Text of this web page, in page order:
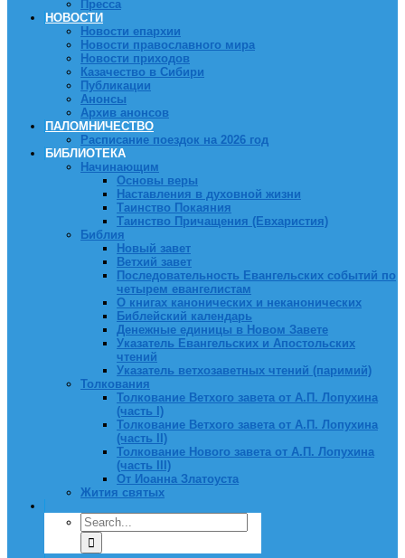
Пресса
НОВОСТИ
Новости епархии
Новости православного мира
Новости приходов
Казачество в Сибири
Публикации
Анонсы
Архив анонсов
ПАЛОМНИЧЕСТВО
Расписание поездок на 2026 год
БИБЛИОТЕКА
Начинающим
Основы веры
Наставления в духовной жизни
Таинство Покаяния
Таинство Причащения (Евхаристия)
Библия
Новый завет
Ветхий завет
Последовательность Евангельских событий по
четырем евангелистам
О книгах канонических и неканонических
Библейский календарь
Денежные единицы в Новом Завете
Указатель Евангельских и Апостольских
чтений
Указатель ветхозаветных чтений (паримий)
Толкования
Толкование Ветхого завета от А.П. Лопухина
(часть I)
Толкование Ветхого завета от А.П. Лопухина
(часть II)
Толкование Нового завета от А.П. Лопухина
(часть III)
От Иоанна Златоуста
Жития святых